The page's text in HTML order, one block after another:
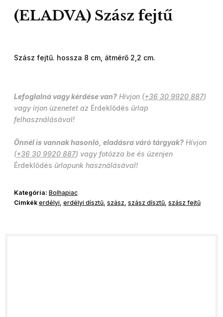
(ELADVA) Szász fejtű
Szász fejtű. hossza 8 cm, átmérő 2,2 cm.
Lefoglalná vagy kérdése van? Hívjon (+36 30 9920 887)
vagy írjon üzenetet az Érdeklődés űrlap
felhasználásával!
Önnél is vannak hasonló, eladásra váró tárgyak? Hívjon
(+36 30 9920 887) vagy fotózza be és üzenjen
Érdeklődés űrlapunk használásával!
Kategória: Bolhapiac
Címkék erdélyi, erdélyi dísztű, szász, szász dísztű, szász fejtű